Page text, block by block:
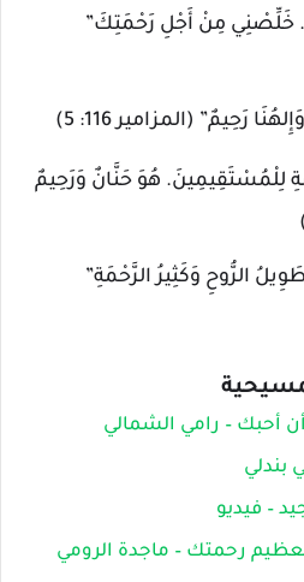
خَلِّصْنِي مِنْ أَجْلِ رَحْمَتِكَ”
رَحِيمٌ” (المزامير 116: 5)
لِلْمُسْتَقِيمِينَ. هُوَ حَنَّانٌ وَرَحِيمٌ
الرُّوحِ وَكَثِيرُ الرَّحْمَةِ”
أحبك – رامي الشمالي
بندلي
– فيديو
كعظيم رحمتك – ماجدة الرومي